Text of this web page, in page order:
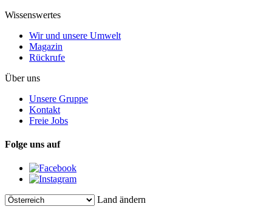
Wissenswertes
Wir und unsere Umwelt
Magazin
Rückrufe
Über uns
Unsere Gruppe
Kontakt
Freie Jobs
Folge uns auf
Land ändern